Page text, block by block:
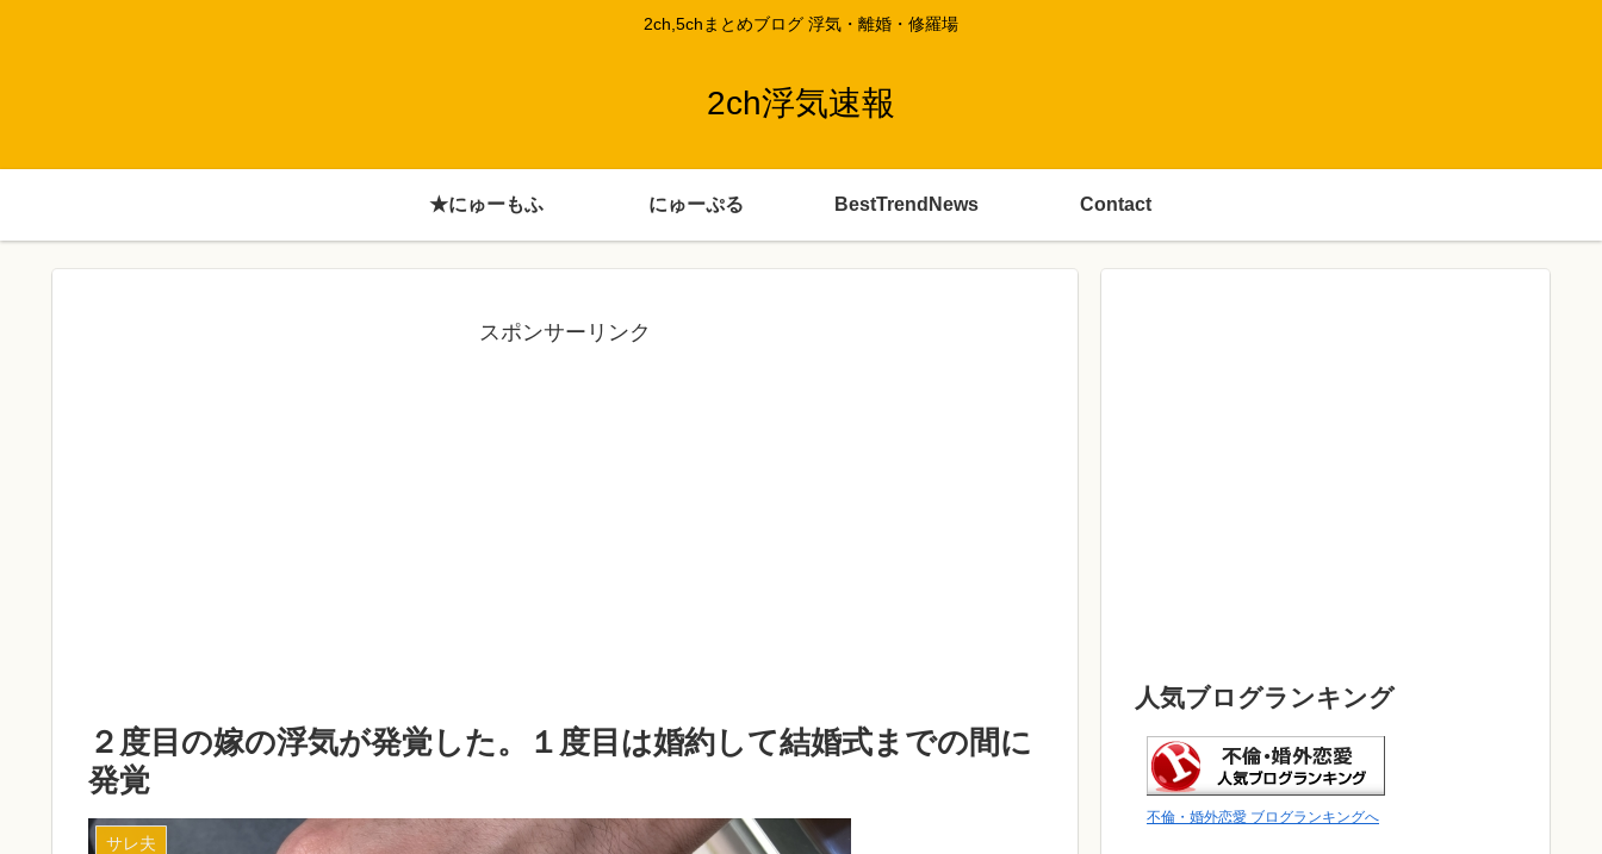
2ch,5chまとめブログ 浮気・離婚・修羅場
2ch浮気速報
★にゅーもふ にゅーぷる BestTrendNews Contact
スポンサーリンク
２度目の嫁の浮気が発覚した。１度目は婚約して結婚式までの間に
発覚
サレ夫
人気ブログランキング
不倫・婚外恋愛 ブログランキングへ